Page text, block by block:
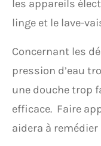
les appareils
linge et le lave-
Concernant les
pression d’eau
une douche trop
efficace. Faire
aidera à